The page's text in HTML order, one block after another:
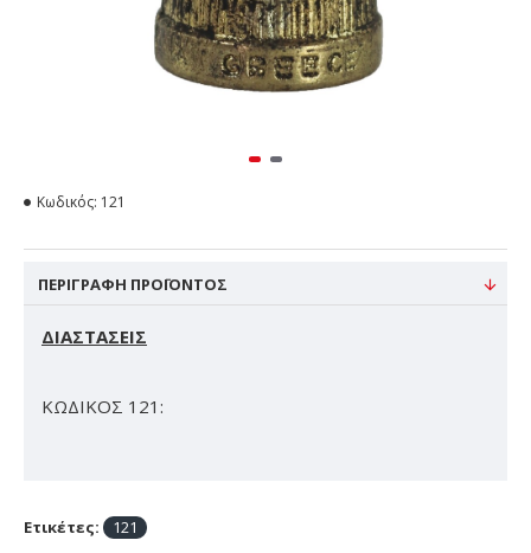
Κωδικός: 121
ΠΕΡΙΓΡΑΦΉ ΠΡΟΪΌΝΤΟΣ
ΔΙΑΣΤΑΣΕΙΣ
ΚΩΔΙΚΟΣ 121:
Ετικέτες: 121